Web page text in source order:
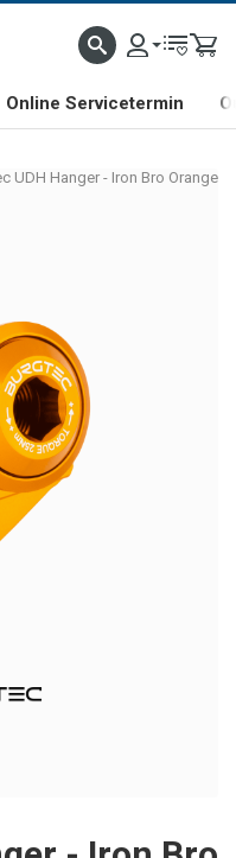
SHOP & SHOWROOM IN
Online Servicetermin
UDH Hanger - Iron Bro Orange